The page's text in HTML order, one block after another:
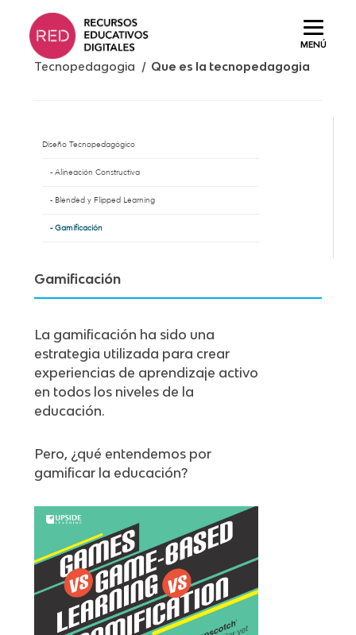
MENÚ
Saltar
contenido.
Tecnopedagogia /Que es la tecnopedagogia
Diseño Tecnopedagógico
Alineación Constructiva
Blended y Flipped Learning
Gamificación
Gamificación
La gamificación ha sido una
estrategia utilizada para crear
experiencias de aprendizaje activo
en todos los niveles de la
educación.
Pero, ¿qué entendemos por
gamificar la educación?